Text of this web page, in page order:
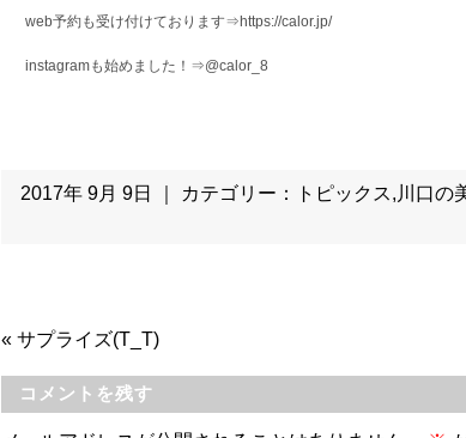
web予約も受け付けております⇒https://calor.jp/
instagramも始めました！⇒@calor_8
2017年 9月 9日 ｜ カテゴリー： トピックス, 川口の
« サプライズ(T_T)
コメントを残す